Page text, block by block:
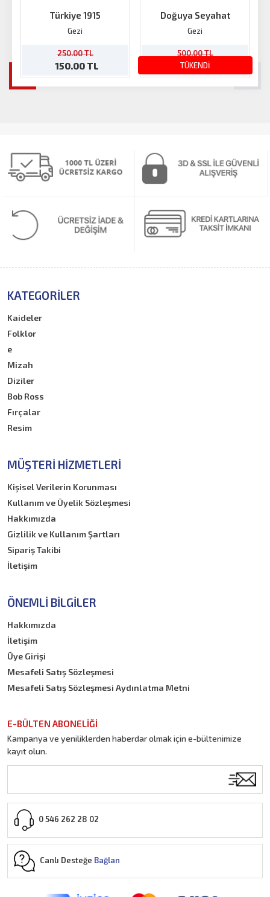
Türkiye 1915
Gezi
250.00 TL
150.00 TL TÜKENDİ
Doğuya Seyahat
Gezi
500.00 TL
300.00 TL
KATEGORILER
Kaideler
Folklor
e
Mizah
Diziler
Bob Ross
Fırçalar
Resim
MÜŞTERI HIZMETLERI
Kişisel Verilerin Korunması
Kullanım ve Üyelik Sözleşmesi
Hakkımızda
Gizlilik ve Kullanım Şartları
Sipariş Takibi
İletişim
ÖNEMLI BILGILER
Hakkımızda
İletişim
Üye Girişi
Mesafeli Satış Sözleşmesi
Mesafeli Satış Sözleşmesi Aydınlatma Metni
E-BÜLTEN ABONELİĞİ
Kampanya ve yeniliklerden haberdar olmak için e-bültenimize
kayıt olun.
0 546 262 28 02
Canlı Desteğe Bağlan